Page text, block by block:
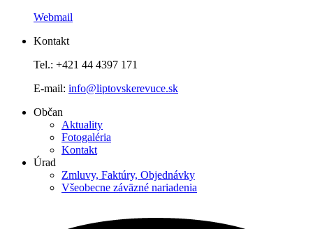
Webmail
Kontakt
Tel.: +421 44 4397 171
E-mail: info@liptovskerevuce.sk
Občan
Aktuality
Fotogaléria
Kontakt
Úrad
Zmluvy, Faktúry, Objednávky
Všeobecne záväzné nariadenia